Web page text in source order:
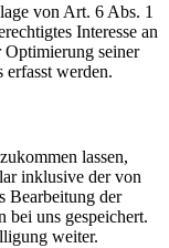
von Art. 6 Abs. 1
Interesse an
Optimierung seiner
erfasst werden.
lassen,
inklusive der von
Bearbeitung der
bei uns gespeichert.
weiter.